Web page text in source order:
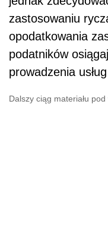
zastosowaniu
opodatkowania
podatników
prowadzenia
Dalszy ciąg materiału